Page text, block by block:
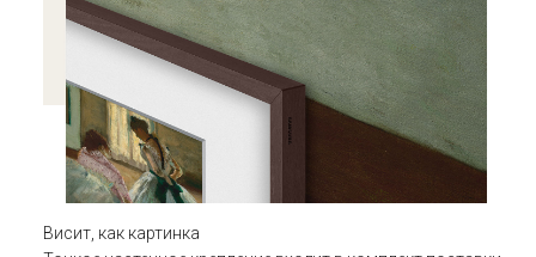
Висит, как картинка